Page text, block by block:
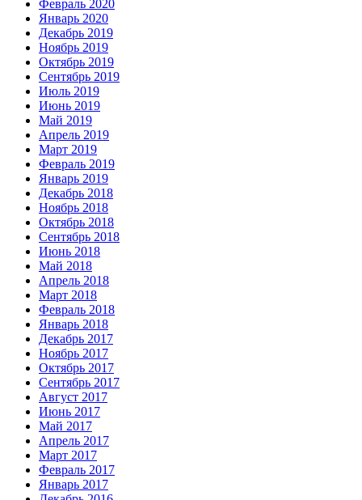
Февраль 2020
Январь 2020
Декабрь 2019
Ноябрь 2019
Октябрь 2019
Сентябрь 2019
Июль 2019
Июнь 2019
Май 2019
Апрель 2019
Март 2019
Февраль 2019
Январь 2019
Декабрь 2018
Ноябрь 2018
Октябрь 2018
Сентябрь 2018
Июнь 2018
Май 2018
Апрель 2018
Март 2018
Февраль 2018
Январь 2018
Декабрь 2017
Ноябрь 2017
Октябрь 2017
Сентябрь 2017
Август 2017
Июнь 2017
Май 2017
Апрель 2017
Март 2017
Февраль 2017
Январь 2017